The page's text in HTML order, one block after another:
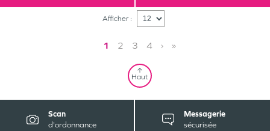
Afficher :
1 2 3 4 › »
Haut
Scan
d'ordonnance
Messagerie
sécurisée